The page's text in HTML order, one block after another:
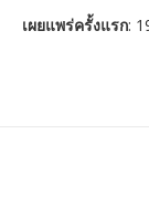
เผยแพร่ครั้งแรก: